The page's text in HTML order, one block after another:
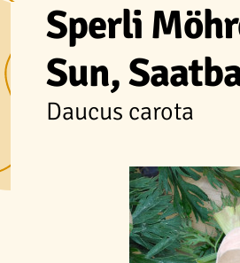
Sperli
Sun,
Daucus carota